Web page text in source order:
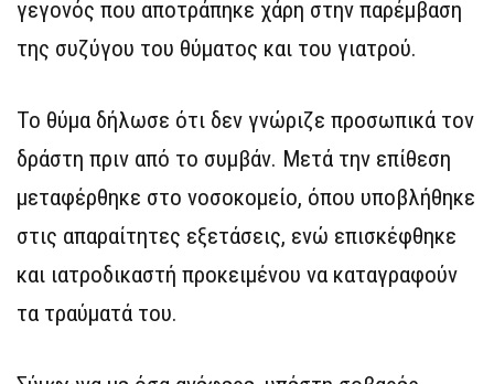
γεγονός που αποτράπηκε χάρη στην παρέμβαση
της συζύγου του θύματος και του γιατρού.
Το θύμα δήλωσε ότι δεν γνώριζε προσωπικά τον
δράστη πριν από το συμβάν. Μετά την επίθεση
μεταφέρθηκε στο νοσοκομείο, όπου υποβλήθηκε
στις απαραίτητες εξετάσεις, ενώ επισκέφθηκε
και ιατροδικαστή προκειμένου να καταγραφούν
τα τραύματά του.